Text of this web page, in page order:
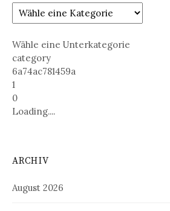
Wähle eine Unterkategorie
category
6a74ac781459a
1
0
Loading....
ARCHIV
August 2026